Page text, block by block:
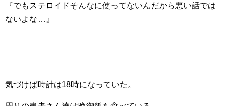
『でもステロイドそんなに使ってないんだから悪い話では
ないよな…』
気づけば時計は18時になっていた。